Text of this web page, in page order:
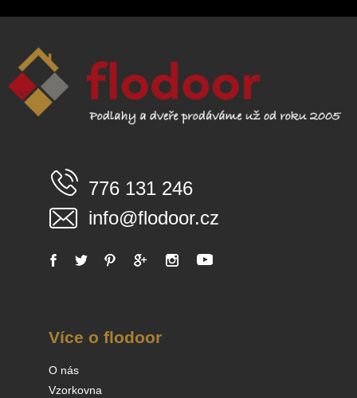
776 131 246
info@flodoor.cz
Více o flodoor
O nás
Vzorkovna